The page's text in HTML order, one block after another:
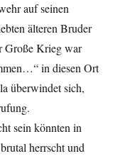
auf seinen
älteren Bruder
Große Krieg war
in diesen Ort
überwindet sich,
sein könnten in
herrscht und